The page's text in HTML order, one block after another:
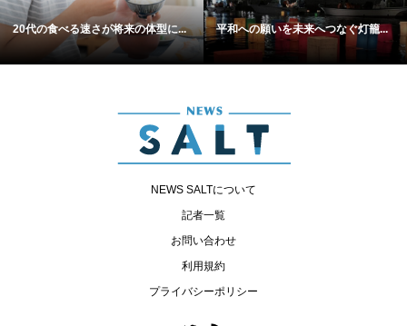
20代の食べる速さが将来の体型に... 平和への願いを未来へつなぐ灯籠...
NEWS SALTについて
記者一覧
お問い合わせ
利用規約
プライバシーポリシー